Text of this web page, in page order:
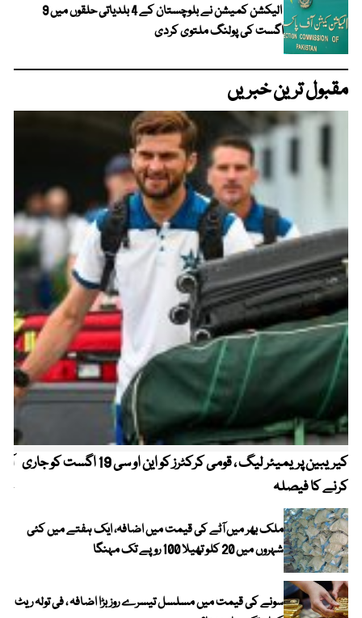
الیکشن کمیشن نے بلوچستان کے 4 بلدیاتی حلقوں میں 9
اگست کی پولنگ ملتوی کردی
مقبول ترین خبریں
کیریبین پریمیئر لیگ ، قومی کرکٹرز کو این او سی 19 اگست کو جاری
کرنے کا فیصلہ
ملک بھر میں آٹے کی قیمت میں اضافہ، ایک ہفتے میں کئی
شہروں میں 20 کلو تھیلا 100 روپے تک مہنگا
سونے کی قیمت میں مسلسل تیسرے روز بڑا اضافہ ، فی تولہ ریٹ